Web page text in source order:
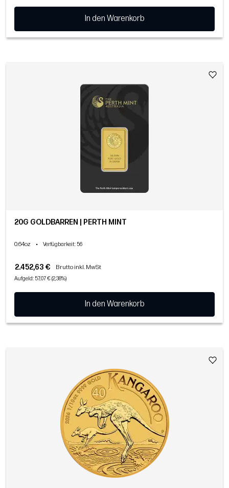
In den Warenkorb
20G GOLDBARREN | PERTH MINT
0.64oz • Verfügbarkeit: 56
2.452,63 € Brutto inkl. MwSt
Aufgeld: 57,07 € (2,38%)
In den Warenkorb